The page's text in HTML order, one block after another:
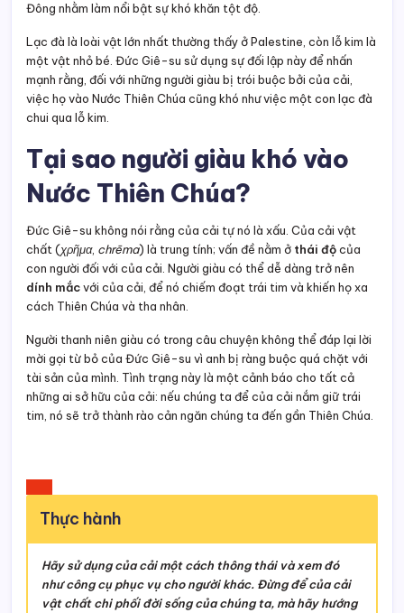
Đông nhằm làm nổi bật sự khó khăn tột độ.
Lạc đà là loài vật lớn nhất thường thấy ở Palestine, còn lỗ kim là
một vật nhỏ bé. Đức Giê-su sử dụng sự đối lập này để nhấn
mạnh rằng, đối với những người giàu bị trói buộc bởi của cải,
việc họ vào Nước Thiên Chúa cũng khó như việc một con lạc đà
chui qua lỗ kim.
Tại sao người giàu khó vào
Nước Thiên Chúa?
Đức Giê-su không nói rằng của cải tự nó là xấu. Của cải vật
chất (χρῆμα, chrēma) là trung tính; vấn đề nằm ở thái độcủa
con người đối với của cải. Người giàu có thể dễ dàng trở nên
dính mắcvới của cải, để nó chiếm đoạt trái tim và khiến họ xa
cách Thiên Chúa và tha nhân.
Người thanh niên giàu có trong câu chuyện không thể đáp lại lời
mời gọi từ bỏ của Đức Giê-su vì anh bị ràng buộc quá chặt với
tài sản của mình. Tình trạng này là một cảnh báo cho tất cả
những ai sở hữu của cải: nếu chúng ta để của cải nắm giữ trái
tim, nó sẽ trở thành rào cản ngăn chúng ta đến gần Thiên Chúa.
Thực hành
Hãy sử dụng của cải một cách thông thái và xem đó
như công cụ phục vụ cho người khác. Đừng để của cải
vật chất chi phối đời sống của chúng ta, mà hãy hướng